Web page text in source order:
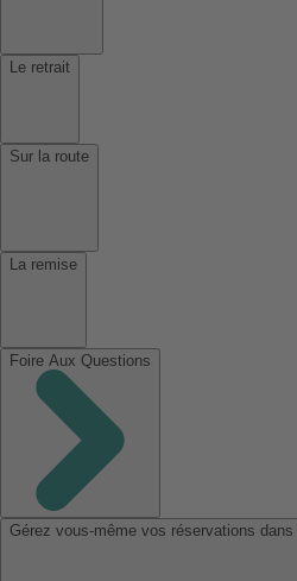
Le retrait
Sur la route
La remise
Foire Aux Questions
Gérez vous-même vos réservations